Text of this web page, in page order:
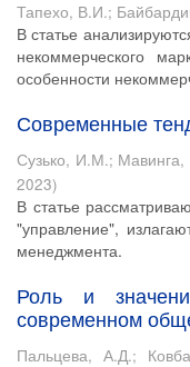
Тапехо, В.И.;
В статье
некоммерческого
особенности
Современные
Сузько, И.М.;
2023)
В статье
"управление",
менеджмента.
Роль и
современном
Пальцева, А.Д.;